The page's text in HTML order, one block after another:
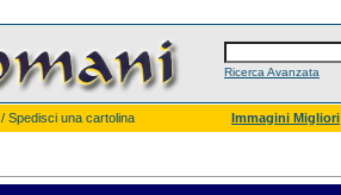
Ricerca Avanzata
/ Spedisci una cartolina Immagini Migliori